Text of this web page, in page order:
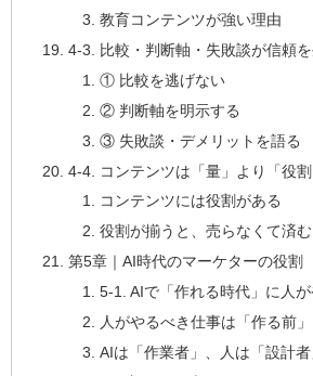
教育コンテンツが強い理由
4-3. 比較・判断軸・失敗談が信頼
① 比較を逃げない
② 判断軸を明示する
③ 失敗談・デメリットを語る
4-4. コンテンツは「量」より「役
コンテンツには役割がある
役割が揃うと、売らなくて済む
第5章｜AI時代のマーケターの役割
5-1. AIで「作れる時代」に人
人がやるべき仕事は「作る前
AIは「作業者」、人は「設計者